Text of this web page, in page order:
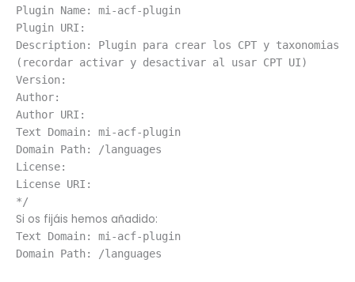
Plugin Name: mi-acf-plugin
Plugin URI:
Description: Plugin para crear los CPT y taxonomias
(recordar activar y desactivar al usar CPT UI)
Version:
Author:
Author URI:
Text Domain: mi-acf-plugin
Domain Path: /languages
License:
License URI:
*/
Si os fijáis hemos añadido:
Text Domain: mi-acf-plugin
Domain Path: /languages